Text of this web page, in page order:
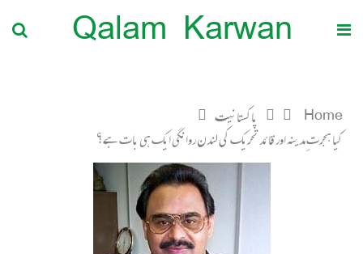
Qalam Karwan
Home
پاکستانیت
کیا ہجرتِ مدینہ اور قائد تحریک کی لندن روانگی ایک ہی بات ہے؟